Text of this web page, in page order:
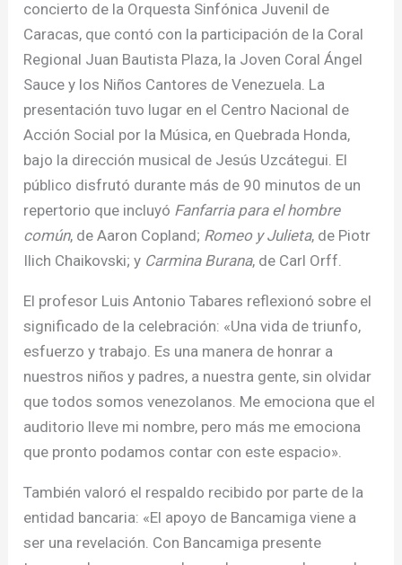
concierto de la Orquesta Sinfónica Juvenil de
Caracas, que contó con la participación de la Coral
Regional Juan Bautista Plaza, la Joven Coral Ángel
Sauce y los Niños Cantores de Venezuela. La
presentación tuvo lugar en el Centro Nacional de
Acción Social por la Música, en Quebrada Honda,
bajo la dirección musical de Jesús Uzcátegui. El
público disfrutó durante más de 90 minutos de un
repertorio que incluyó Fanfarria para el hombre
común, de Aaron Copland; Romeo y Julieta, de Piotr
Ilich Chaikovski; y Carmina Burana, de Carl Orff.
El profesor Luis Antonio Tabares reflexionó sobre el
significado de la celebración: «Una vida de triunfo,
esfuerzo y trabajo. Es una manera de honrar a
nuestros niños y padres, a nuestra gente, sin olvidar
que todos somos venezolanos. Me emociona que el
auditorio lleve mi nombre, pero más me emociona
que pronto podamos contar con este espacio».
También valoró el respaldo recibido por parte de la
entidad bancaria: «El apoyo de Bancamiga viene a
ser una revelación. Con Bancamiga presente